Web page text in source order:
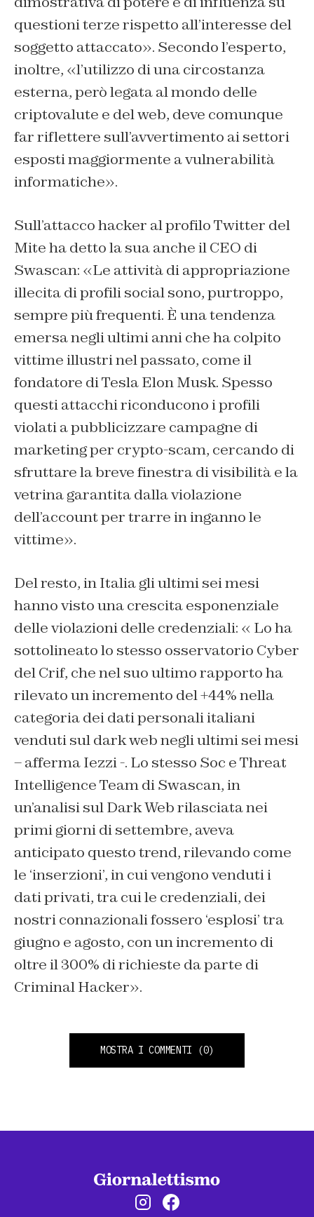
questioni terze rispetto all’interesse del
soggetto attaccato». Secondo l’esperto,
inoltre, «l’utilizzo di una circostanza
esterna, però legata al mondo delle
criptovalute e del web, deve comunque
far riflettere sull’avvertimento ai settori
esposti maggiormente a vulnerabilità
informatiche».
Sull’attacco hacker al profilo Twitter del
Mite ha detto la sua anche il CEO di
Swascan: «Le attività di appropriazione
illecita di profili social sono, purtroppo,
sempre più frequenti. È una tendenza
emersa negli ultimi anni che ha colpito
vittime illustri nel passato, come il
fondatore di Tesla Elon Musk. Spesso
questi attacchi riconducono i profili
violati a pubblicizzare campagne di
marketing per crypto-scam, cercando di
sfruttare la breve finestra di visibilità e la
vetrina garantita dalla violazione
dell’account per trarre in inganno le
vittime».
Del resto, in Italia gli ultimi sei mesi
hanno visto una crescita esponenziale
delle violazioni delle credenziali: « Lo ha
sottolineato lo stesso osservatorio Cyber
del Crif, che nel suo ultimo rapporto ha
rilevato un incremento del +44% nella
categoria dei dati personali italiani
venduti sul dark web negli ultimi sei mesi
– afferma Iezzi -. Lo stesso Soc e Threat
Intelligence Team di Swascan, in
un’analisi sul Dark Web rilasciata nei
primi giorni di settembre, aveva
anticipato questo trend, rilevando come
le ‘inserzioni’, in cui vengono venduti i
dati privati, tra cui le credenziali, dei
nostri connazionali fossero ‘esplosi’ tra
giugno e agosto, con un incremento di
oltre il 300% di richieste da parte di
Criminal Hacker».
MOSTRA I COMMENTI (0)